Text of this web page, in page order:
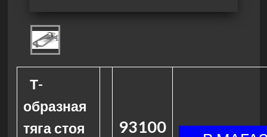
Т-
образная
тяга стоя
93100